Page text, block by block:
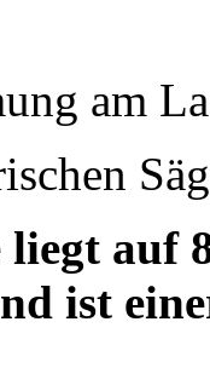
am
liegt auf
ist